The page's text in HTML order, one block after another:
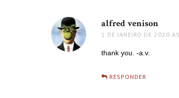
alfred venison
1 DE JANEIRO DE 2020
thank you. -a.v.
RESPONDER